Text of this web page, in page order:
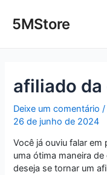
para5MStore
afiliado
Deixe um comentário /
26 de junho de 2024
Você já ouviu falar em
uma ótima maneira
deseja se tornar um
navigation